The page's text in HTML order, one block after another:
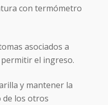
con termómetro
asociados a
el ingreso.
y mantener la
de los otros